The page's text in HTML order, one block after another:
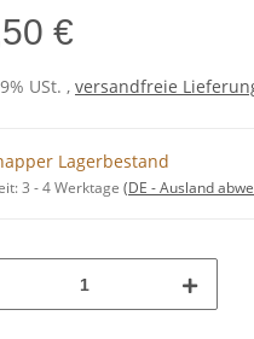
€
USt. , versandfreie
Lagerbestand
3 - 4 Werktage (DE - Ausland